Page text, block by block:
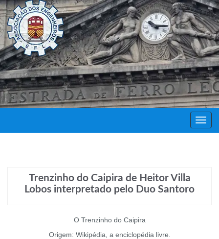
Trenzinho do Caipira de Heitor Villa
Lobos interpretado pelo Duo Santoro
O Trenzinho do Caipira
Origem: Wikipédia, a enciclopédia livre.